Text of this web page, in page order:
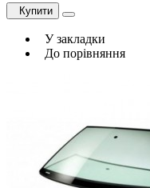
Купити
У закладки
До порівняння